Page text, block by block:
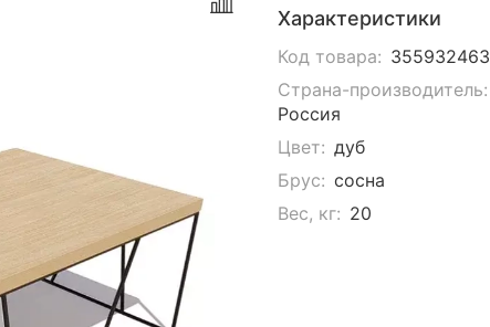
Характеристики
Код товара: 355932463
Страна-производитель:
Россия
Цвет: дуб
Брус: сосна
Вес, кг: 20